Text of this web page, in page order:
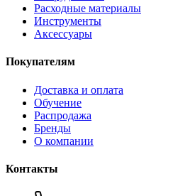
Расходные материалы
Инструменты
Аксессуары
Покупателям
Доставка и оплата
Обучение
Распродажа
Бренды
О компании
Контакты